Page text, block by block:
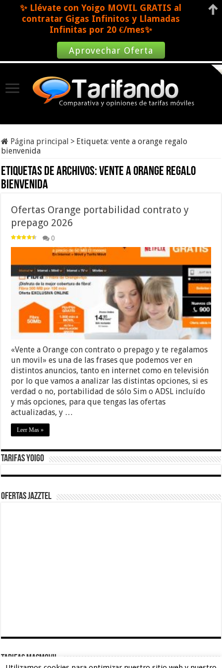
Página principal > Etiqueta:vente a orange regalo
bienvenida
Etiquetas de archivos:vente a orange regalo
bienvenida
Ofertas Orange portabilidad contrato y
prepago 2026
0
«Vente a Orange con contrato o prepago y te regalamos
un movil» es una de las frases que podemos ver en
distintos anuncios, tanto en internet como en televisión
por lo que vamos a analizar las distintas opciones, si es
verdad o no, portabilidad de sólo Sim o ADSL incluído
y más opciones, para que tengas las ofertas
actualizadas, y …
Leer Mas »
Tarifas Yoigo
Ofertas Jazztel
TARIFAS MASMOVIL
✨ Llévate con Yoigo MOVIL GRATIS al
contratar Gigas Infinitos y Llamadas
Infinitas por 20 €/mes✨
Aprovechar Oferta